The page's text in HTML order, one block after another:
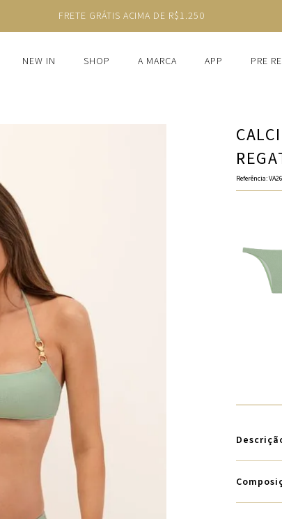
FRETE GRÁTIS ACIMA DE R$1.250
NEW IN SHOP A MARCA APP PRE
Referência: